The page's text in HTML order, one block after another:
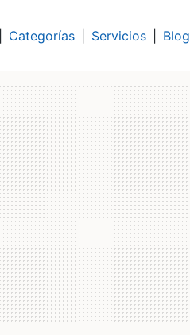
Categorías Servicios Blog